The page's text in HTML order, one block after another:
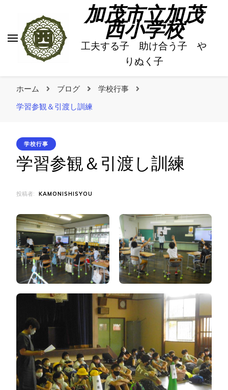
加茂市立加茂
西小学校
工夫する子 助け合う子 や
りぬく子
ホーム ブログ
学校行事
学習参観＆引渡し訓練
学校行事
学習参観＆引渡し訓練
投稿者: KAMONISHISYOU